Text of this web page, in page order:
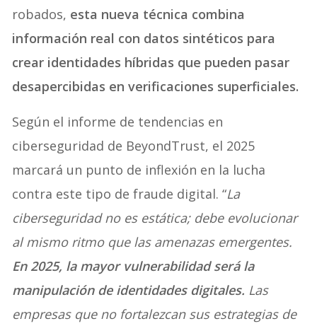
robados, esta nueva técnica combina
información real con datos sintéticos para
crear identidades híbridas que pueden pasar
desapercibidas en verificaciones superficiales.
Según el informe de tendencias en
ciberseguridad de BeyondTrust, el 2025
marcará un punto de inflexión en la lucha
contra este tipo de fraude digital. “La
ciberseguridad no es estática; debe evolucionar
al mismo ritmo que las amenazas emergentes.
En 2025, la mayor vulnerabilidad será la
manipulación de identidades digitales. Las
empresas que no fortalezcan sus estrategias de